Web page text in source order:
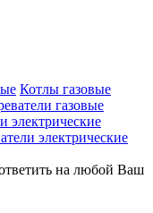
Котлы газовые
газовые
электрические
электрические
на любой Ваш